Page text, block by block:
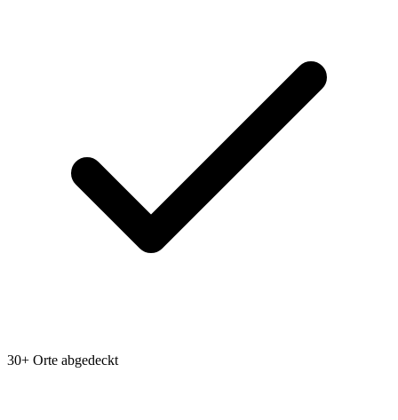
30+ Orte abgedeckt